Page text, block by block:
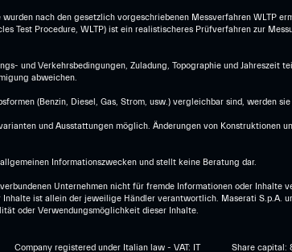
wurden nach den gesetzlich vorgeschriebenen Messverfahren WLTP
Test Procedure, WLTP) ist ein realistischeres Prüfverfahren zur
und Verkehrsbedingungen, Zuladung, Topographie und Jahreszeit
abweichen.
(Benzin, Diesel, Gas, Strom, usw.) vergleichbar sind, werden
und Ausstattungen möglich. Änderungen von Konstruktionen
Informationszwecken und stellt keine Beratung dar.
Unternehmen nicht für fremde Informationen oder
ist allein der jeweilige Händler verantwortlich. Maserati S.p.A.
oder Verwendungsmöglichkeit dieser Inhalte.
Company registered under Italian law - VAT: IT Share